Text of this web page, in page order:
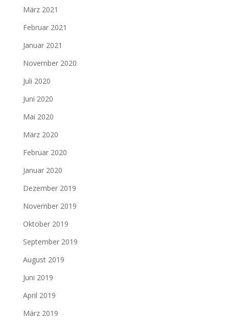
März 2021
Februar 2021
Januar 2021
November 2020
Juli 2020
Juni 2020
Mai 2020
März 2020
Februar 2020
Januar 2020
Dezember 2019
November 2019
Oktober 2019
September 2019
August 2019
Juni 2019
April 2019
März 2019